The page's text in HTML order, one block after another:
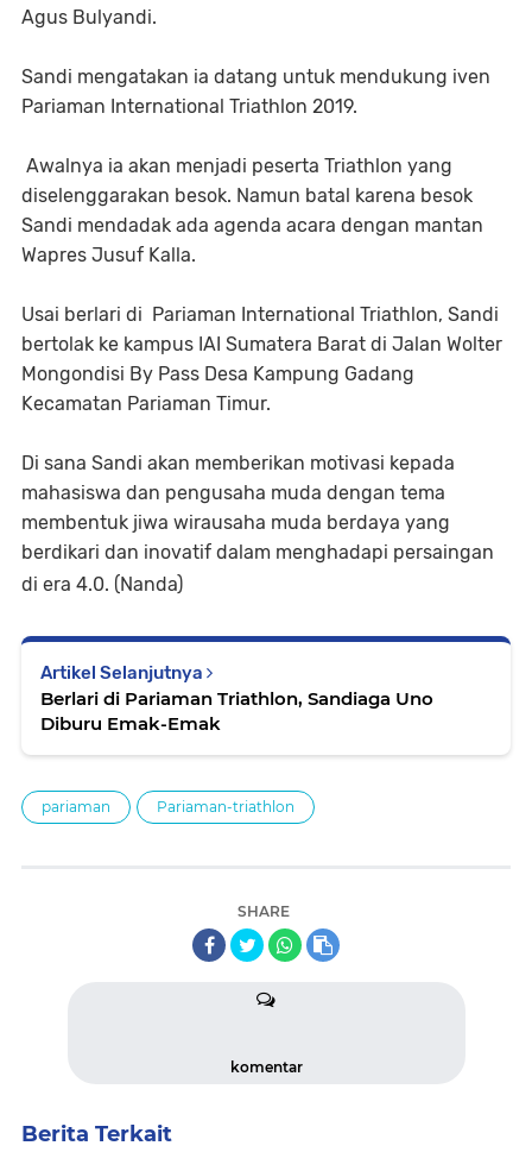
Agus Bulyandi.
Sandi mengatakan ia datang untuk mendukung iven
Pariaman International Triathlon 2019.
Awalnya ia akan menjadi peserta Triathlon yang
diselenggarakan besok. Namun batal karena besok
Sandi mendadak ada agenda acara dengan mantan
Wapres Jusuf Kalla.
Usai berlari di Pariaman International Triathlon, Sandi
bertolak ke kampus IAI Sumatera Barat di Jalan Wolter
Mongondisi By Pass Desa Kampung Gadang
Kecamatan Pariaman Timur.
Di sana Sandi akan memberikan motivasi kepada
mahasiswa dan pengusaha muda dengan tema
membentuk jiwa wirausaha muda berdaya yang
berdikari dan inovatif dalam menghadapi persaingan
di era 4.0. (Nanda)
Artikel Selanjutnya
Berlari di Pariaman Triathlon, Sandiaga Uno
Diburu Emak-Emak
pariaman Pariaman-triathlon
SHARE
komentar
Berita Terkait